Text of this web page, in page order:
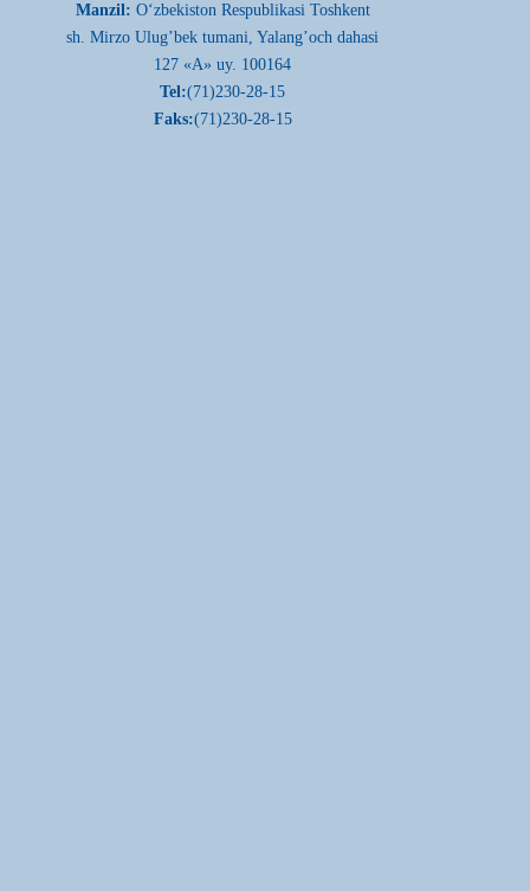
Manzil: О‘zbekiston Respublikasi Toshkent
sh. Mirzo Ulug’bek tumani, Yalang’och dahasi
127 «A» uy. 100164
Tel:(71)230-28-15
Faks:(71)230-28-15